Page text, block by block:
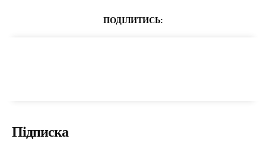
ПОДІЛИТИСЬ:
Підписка